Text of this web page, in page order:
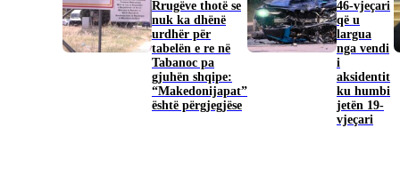
Rrugëve thotë se
nuk ka dhënë
urdhër për
tabelën e re në
Tabanoc pa
gjuhën shqipe:
“Makedonijapat”
është përgjegjëse
46-vjeçari
që u
largua
nga vendi
i
aksidentit
ku humbi
jetën 19-
vjeçari